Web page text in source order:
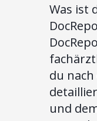
Was ist
du
und